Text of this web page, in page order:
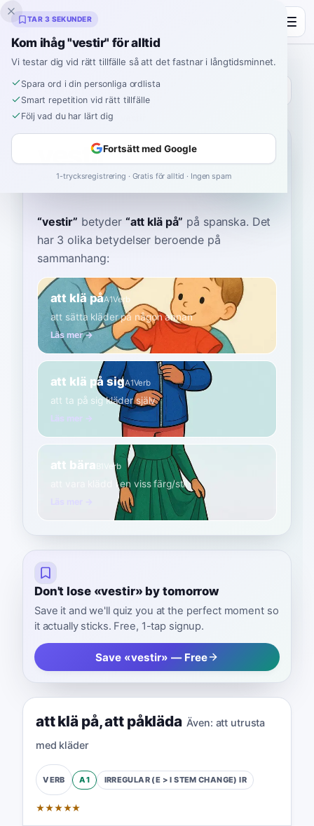
Inklingo
Ordbok
Hem›Spanska ›Ordbok
vestir
ves-TIR besˈtiɾ
“vestir” betyder “att klä på” på spanska. Det
har 3 olika betydelser beroende på
sammanhang:
att klä påA1Verb
att sätta kläder på någon annan
Läs mer →
att klä på sigA1Verb
att ta på sig kläder själv
Läs mer →
att bära Verb
att vara klädd i en viss färg/stil
Don't lose «vestir» by tomorrow
Save it and we'll quiz you at the perfect moment so
it actually sticks. Free, 1-tap signup.
Save «vestir» — Free
att klä på,att påkläda Även: att utrusta
med kläder
VERB A1 IRREGULAR (E > I STEM CHANGE) IR
★★★★★
TAR 3 SEKUNDER
Kom ihåg "vestir" för alltid
Vi testar dig vid rätt tillfälle så att det fastnar i långtidsminnet.
Spara ord i din personliga ordlista
Smart repetition vid rätt tillfälle
Följ vad du har lärt dig
Fortsätt med Google
1-trycksregistrering · Gratis för alltid · Ingen spam